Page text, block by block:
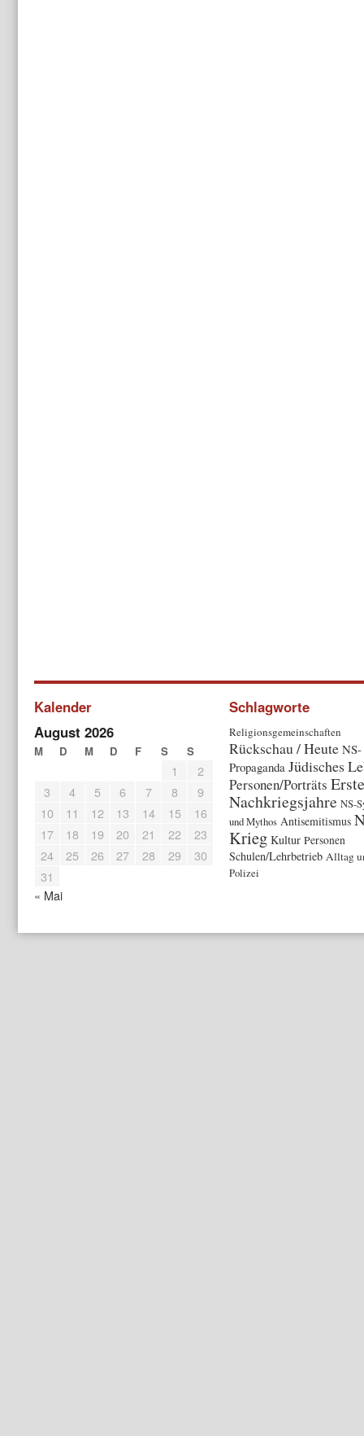
Kalender
August 2026
M D M D F S S
« Mai
1
2
3
4 5 6 7 8
9
10
11 12 13 14 15
16
17
18 19 20 21 22
23
24
25 26 27 28 29
30
31
Schlagworte
Religionsgemeinschaften
Rückschau / Heute NS-
Propaganda Jüdisches
Personen/Porträts Erste
Nachkriegsjahre NS-
und Mythos Antisemitismus
Krieg Kultur Personen
Schulen/Lehrbetrieb Alltag
Polizei